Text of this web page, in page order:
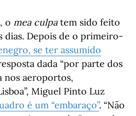
o mea culpatem sido feito
dias. Depois de o primeiro-
se ter assumido
dada “por parte dos
nos aeroportos,
Miguel Pinto Luz
é um “embaraço”. “Não